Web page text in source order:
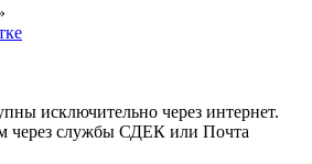
исключительно через интернет.
через службы СДЕК или Почта